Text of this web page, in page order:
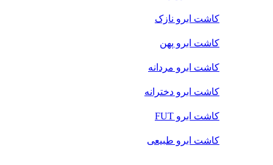
کاشت ابرو نازک
کاشت ابرو پهن
کاشت ابرو مردانه
کاشت ابرو دخترانه
کاشت ابرو FUT
کاشت ابرو طبیعی